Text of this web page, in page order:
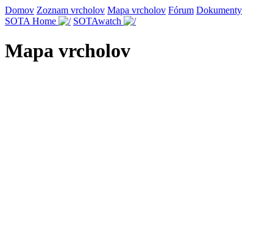
Domov Zoznam vrcholov Mapa vrcholov Fórum Dokumenty
SOTA Home
SOTAwatch
Mapa vrcholov